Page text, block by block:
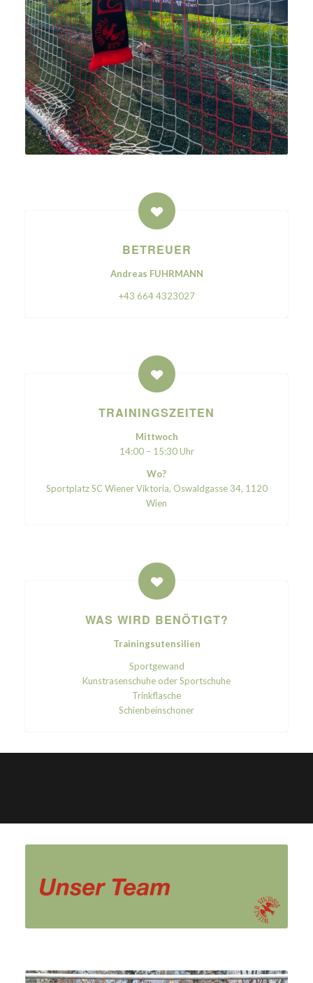
BETREUER
Andreas FUHRMANN
+43 664 4323027
TRAININGSZEITEN
Mittwoch
14:00 – 15:30 Uhr
Wo?
Sportplatz SC Wiener Viktoria, Oswaldgasse 34, 1120
Wien
WAS WIRD BENÖTIGT?
Trainingsutensilien
Sportgewand
Kunstrasenschuhe oder Sportschuhe
Trinkflasche
Schienbeinschoner